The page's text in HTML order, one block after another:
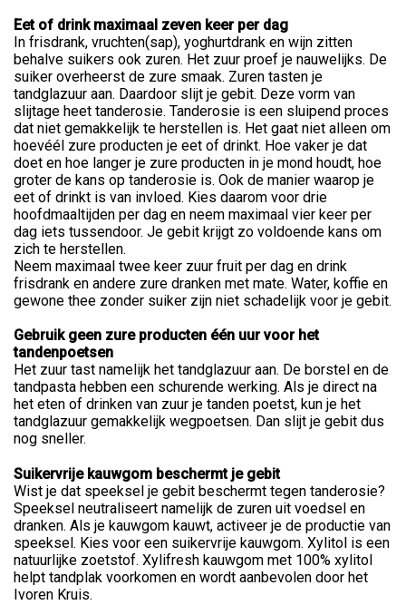
Eet of drink maximaal zeven keer per dag
In frisdrank, vruchten(sap), yoghurtdrank en wijn zitten
behalve suikers ook zuren. Het zuur proef je nauwelijks. De
suiker overheerst de zure smaak. Zuren tasten je
tandglazuur aan. Daardoor slijt je gebit. Deze vorm van
slijtage heet tanderosie. Tanderosie is een sluipend proces
dat niet gemakkelijk te herstellen is. Het gaat niet alleen om
hoevéél zure producten je eet of drinkt. Hoe vaker je dat
doet en hoe langer je zure producten in je mond houdt, hoe
groter de kans op tanderosie is. Ook de manier waarop je
eet of drinkt is van invloed. Kies daarom voor drie
hoofdmaaltijden per dag en neem maximaal vier keer per
dag iets tussendoor. Je gebit krijgt zo voldoende kans om
zich te herstellen.
Neem maximaal twee keer zuur fruit per dag en drink
frisdrank en andere zure dranken met mate. Water, koffie en
gewone thee zonder suiker zijn niet schadelijk voor je gebit.
Gebruik geen zure producten één uur voor het
tandenpoetsen
Het zuur tast namelijk het tandglazuur aan. De borstel en de
tandpasta hebben een schurende werking. Als je direct na
het eten of drinken van zuur je tanden poetst, kun je het
tandglazuur gemakkelijk wegpoetsen. Dan slijt je gebit dus
nog sneller.
Suikervrije kauwgom beschermt je gebit
Wist je dat speeksel je gebit beschermt tegen tanderosie?
Speeksel neutraliseert namelijk de zuren uit voedsel en
dranken. Als je kauwgom kauwt, activeer je de productie van
speeksel. Kies voor een suikervrije kauwgom. Xylitol is een
natuurlijke zoetstof. Xylifresh kauwgom met 100% xylitol
helpt tandplak voorkomen en wordt aanbevolen door het
Ivoren Kruis.